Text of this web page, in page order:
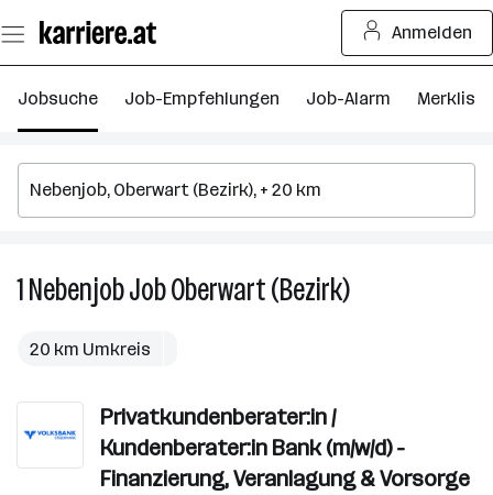
Seiteninhalt
springen
Anmelden
Jobsuche Job-Empfehlungen Job-Alarm Merkliste
1NebenjobJobOberwart (Bezirk)1
20 km Umkreis
Privatkundenberater:in /
Kundenberater:in Bank (m/w/d) -
Finanzierung, Veranlagung & Vorsorge